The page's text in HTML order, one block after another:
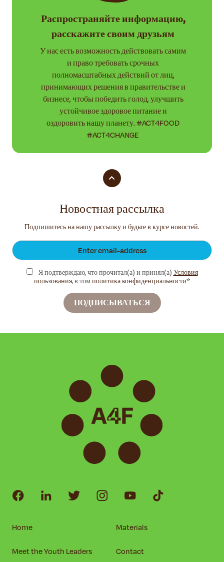
Распространяйте информацию,
расскажите своим друзьям
У нас есть возможность действовать самим
и право требовать срочных
полномасштабных действий от лиц,
принимающих решения в правительстве и
бизнесе, чтобы победить голод, улучшить
устойчивое здоровое питание и
оздоровить нашу планету. #ACT4FOOD
#ACT4CHANGE
Новостная рассылка
Подпишитесь на нашу рассылку и будьте в курсе новостей.
Я подтверждаю, что прочитал(а) и принял(а) Условия
пользования, в томполитика конфиденциальности*
Home
Meet the Youth Leaders
Materials
Contact